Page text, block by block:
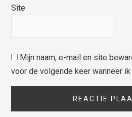
Site
Mijn naam, e-mail en site
voor de volgende keer wanneer